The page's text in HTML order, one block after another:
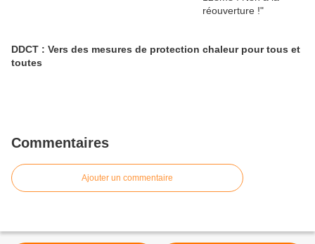
DDCT : Vers des mesures de protection chaleur pour tous et
toutes
Commentaires
Ajouter un commentaire